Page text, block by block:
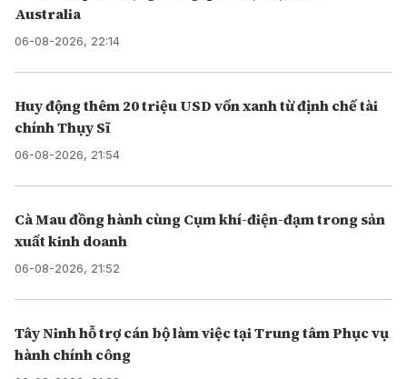
Australia
06-08-2026, 22:14
Huy động thêm 20 triệu USD vốn xanh từ định chế tài
chính Thụy Sĩ
06-08-2026, 21:54
Cà Mau đồng hành cùng Cụm khí-điện-đạm trong sản
xuất kinh doanh
06-08-2026, 21:52
Tây Ninh hỗ trợ cán bộ làm việc tại Trung tâm Phục vụ
hành chính công